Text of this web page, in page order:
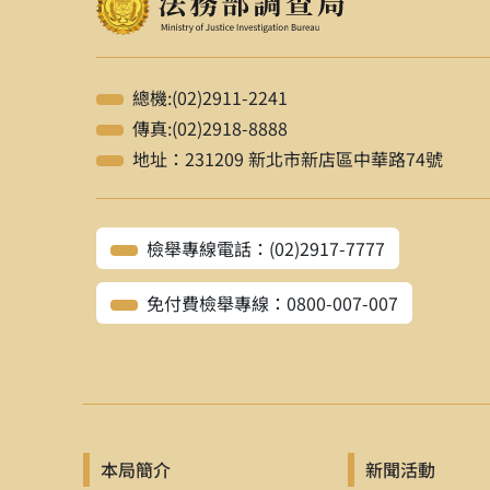
總機:(02)2911-2241
傳真:(02)2918-8888
地址：231209 新北市新店區中華路74號
檢舉專線電話：(02)2917-7777
免付費檢舉專線：0800-007-007
本局簡介
新聞活動